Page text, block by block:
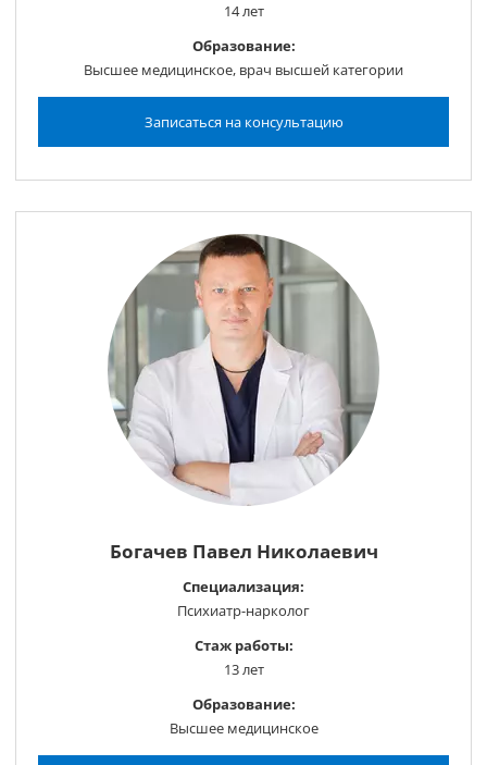
14 лет
Образование:
Высшее медицинское, врач высшей категории
Записаться на консультацию
Богачев Павел Николаевич
Специализация:
Психиатр-нарколог
Стаж работы:
13 лет
Образование:
Высшее медицинское